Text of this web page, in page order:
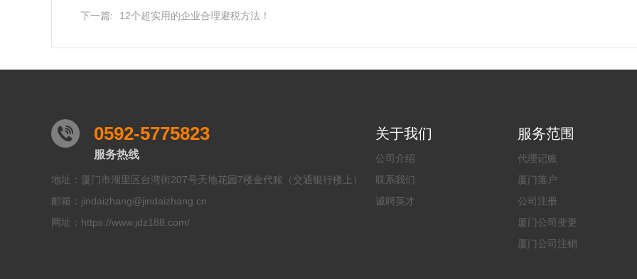
下一篇:
12个超实用的企业合理避税方法！
0592-5775823
服务热线
地址：厦门市湖里区台湾街207号天地花园7楼金代账（交通银行楼上）
邮箱：jindaizhang@jindaizhang.cn
网址：https://www.jdz188.com/
关于我们
公司介绍
联系我们
诚聘英才
服务范围
代理记账
厦门落户
公司注册
厦门公司变更
厦门公司注销